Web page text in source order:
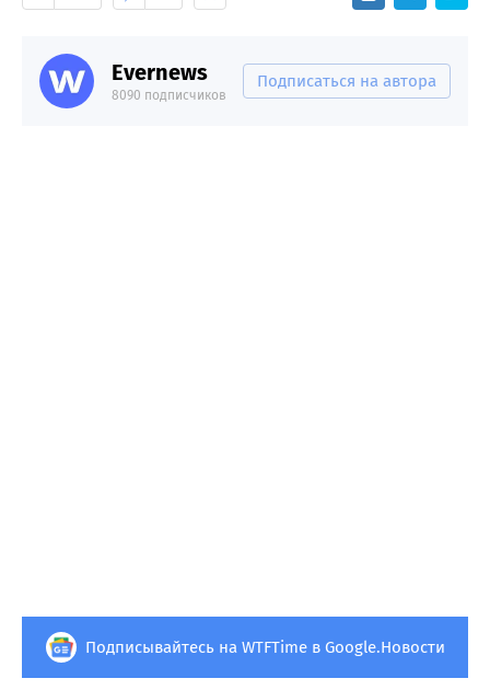
Evernews
8090 подписчиков
Подписаться на автора
Подписывайтесь на WTFTime в Google.Новости